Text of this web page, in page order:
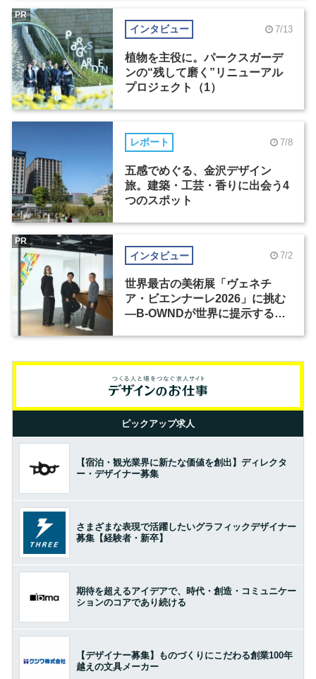
インタビュー 7/13
植物を主役に。パークスガーデ
ンの“残して磨く”リニューアル
プロジェクト（1）
PR
レポート 7/8
五感でめぐる、金沢デザイン
旅。建築・工芸・香りに出会う4
つのスポット
インタビュー 7/2
世界最古の美術展「ヴェネチ
ア・ビエンナーレ2026」に挑む
―B-OWNDが世界に提示する美
PR
ピックアップ求人
【宿泊・観光業界に新たな価値を創出】ディレクタ
ー・デザイナー募集
さまざまな表現で活躍したいグラフィックデザイナー
募集【経験者・新卒】
期待を超えるアイデアで、時代・創造・コミュニケー
ションのコアであり続ける
【デザイナー募集】ものづくりにこだわる創業100年
越えの文具メーカー